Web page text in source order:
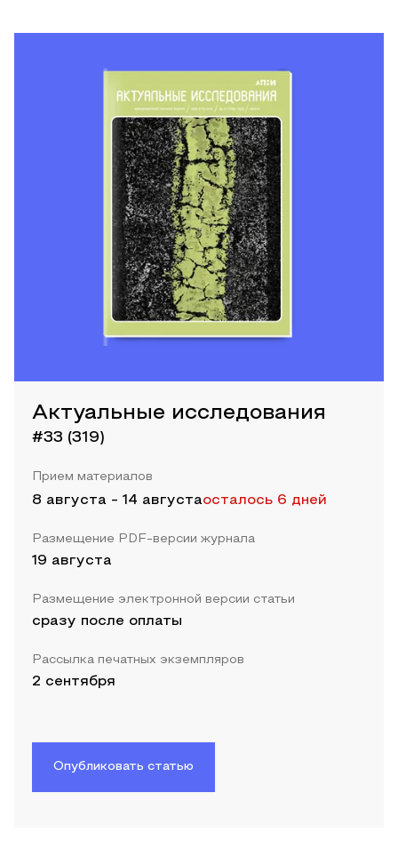
Актуальные исследования
#33 (319)
Прием материалов
8 августа - 14 августаосталось 6 дней
Размещение PDF-версии журнала
19 августа
Размещение электронной версии статьи
сразу после оплаты
Рассылка печатных экземпляров
2 сентября
Опубликовать статью